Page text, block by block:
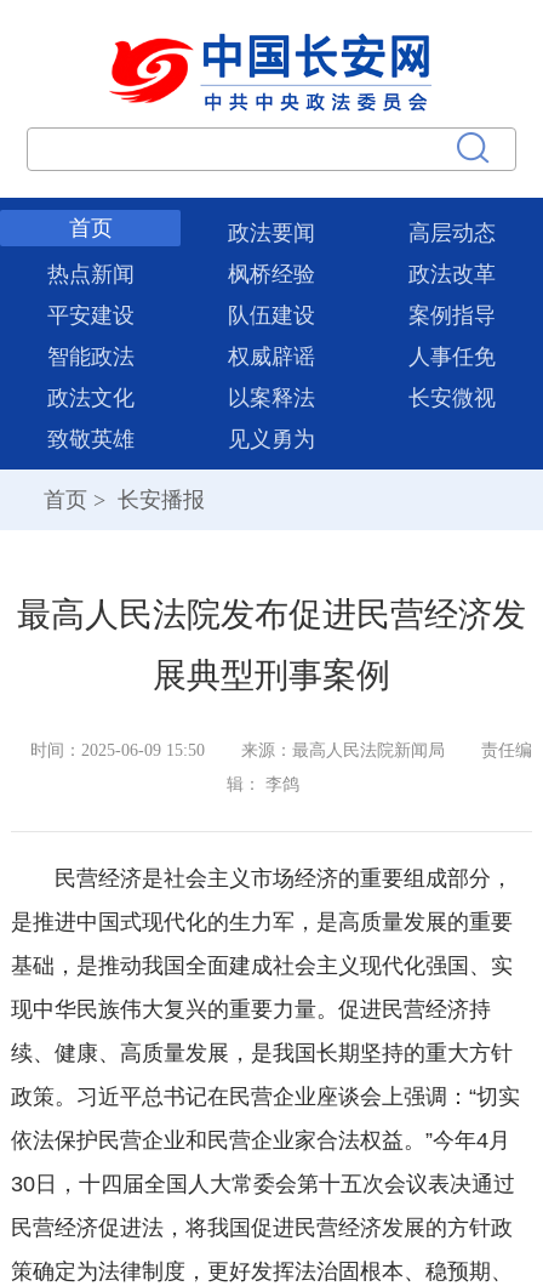
首页 政法要闻
高层动态
热点新闻
枫桥经验
政法改革
平安建设
队伍建设
案例指导
智能政法
权威辟谣
人事任免
政法文化
以案释法
长安微视
致敬英雄
见义勇为
首页 > 长安播报
最高人民法院发布促进民营经济发
展典型刑事案例
时间：2025-06-09 15:50 来源：最高人民法院新闻局
责任编
辑： 李鸽
民营经济是社会主义市场经济的重要组成部分，
是推进中国式现代化的生力军，是高质量发展的重要
基础，是推动我国全面建成社会主义现代化强国、实
现中华民族伟大复兴的重要力量。促进民营经济持
续、健康、高质量发展，是我国长期坚持的重大方针
政策。习近平总书记在民营企业座谈会上强调：“切实
依法保护民营企业和民营企业家合法权益。”今年4月
30日，十四届全国人大常委会第十五次会议表决通过
民营经济促进法，将我国促进民营经济发展的方针政
策确定为法律制度，更好发挥法治固根本、稳预期、